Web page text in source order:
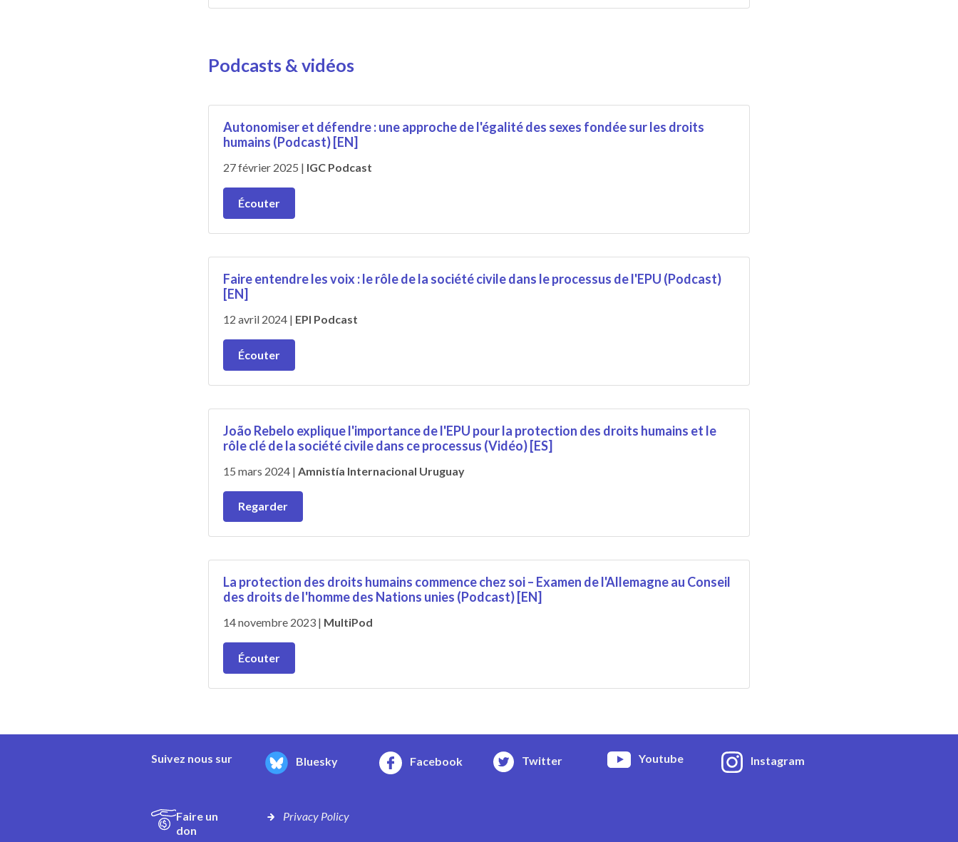
Podcasts & vidéos
Autonomiser et défendre : une approche de l'égalité des sexes fondée sur les droits
humains (Podcast) [EN]
27 février 2025 | IGC Podcast
Écouter
Faire entendre les voix : le rôle de la société civile dans le processus de l'EPU (Podcast)
[EN]
12 avril 2024 | EPI Podcast
Écouter
João Rebelo explique l'importance de l'EPU pour la protection des droits humains et le
rôle clé de la société civile dans ce processus (Vidéo) [ES]
15 mars 2024 | Amnistía Internacional Uruguay
Regarder
La protection des droits humains commence chez soi – Examen de l'Allemagne au Conseil
des droits de l'homme des Nations unies (Podcast) [EN]
14 novembre 2023 | MultiPod
Écouter
Suivez nous sur Bluesky Facebook Twitter Youtube Instagram
Faire un
don
Privacy Policy